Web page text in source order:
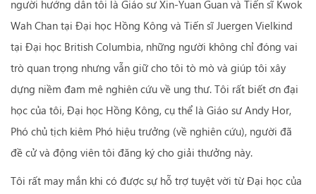
người hướng dẫn tôi là Giáo sư Xin-Yuan Guan và Tiến sĩ Kwok
Wah Chan tại Đại học Hồng Kông và Tiến sĩ Juergen Vielkind
tại Đại học British Columbia, những người không chỉ đóng vai
trò quan trọng nhưng vẫn giữ cho tôi tò mò và giúp tôi xây
dựng niềm đam mê nghiên cứu về ung thư. Tôi rất biết ơn đại
học của tôi, Đại học Hồng Kông, cụ thể là Giáo sư Andy Hor,
Phó chủ tịch kiêm Phó hiệu trưởng (về nghiên cứu), người đã
đề cử và động viên tôi đăng ký cho giải thưởng này.
Tôi rất may mắn khi có được sự hỗ trợ tuyệt vời từ Đại học của